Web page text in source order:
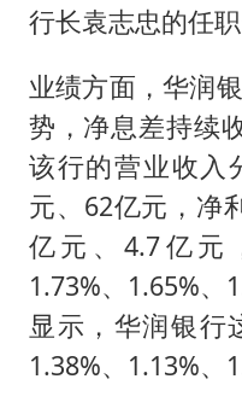
行长袁志忠的任职
业绩方面，华润
势，净息差持续
该行的营业收入
元、62亿元，净
亿元、4.7亿元
1.73%、1.65%、
显示，华润银行
1.38%、1.13%、